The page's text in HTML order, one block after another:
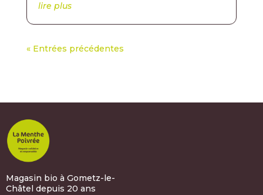
lire plus
« Entrées précédentes
Magasin bio à Gometz-le-
Châtel depuis 20 ans